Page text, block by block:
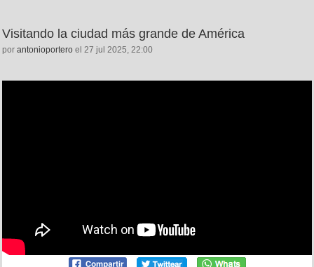
Visitando la ciudad más grande de América
por antonioportero el 27 jul 2025, 22:00